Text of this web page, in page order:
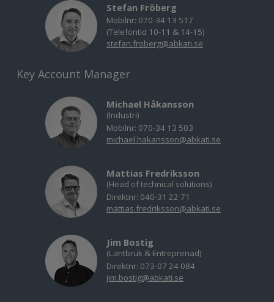
Stefan Fröberg
Mobilnr: 070-34 13 517
(Telefontid 10-11 & 14-15)
stefan.froberg@abkati.se
Key Account Manager
Michael Håkansson
(Industri)
Mobilnr: 070-34 13 503
michael.hakansson@abkati.se
Mattias Fredriksson
(Head of technical solutions)
Direktnr: 040-31 22 71
mattias.fredriksson@abkati.se
Jim Bostig
(Lantbruk & Entreprenad)
Direktnr: 073-07 24 084
jim.bostig@abkati.se